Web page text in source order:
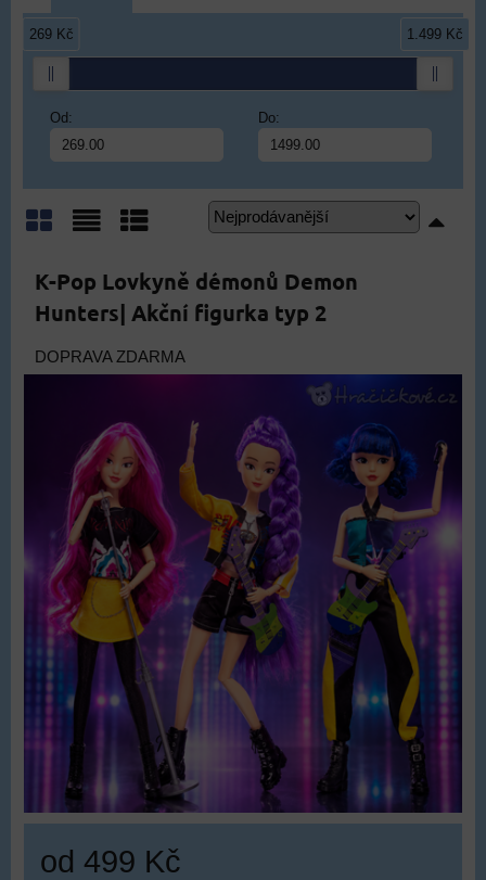
Od: Do:
269 Kč 1.499 Kč
K-Pop Lovkyně démonů Demon
Hunters| Akční figurka typ 2
DOPRAVA ZDARMA
od 499 Kč